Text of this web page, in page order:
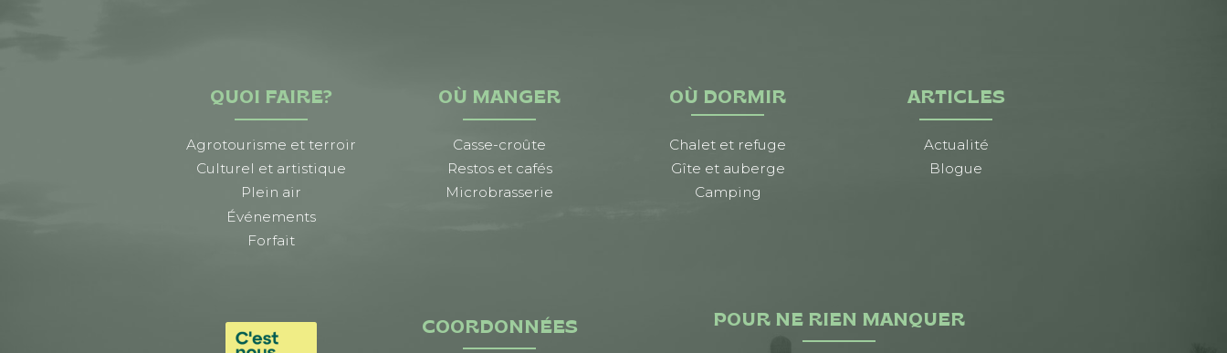
QUOI FAIRE?
Agrotourisme et terroir
Culturel et artistique
Plein air
Événements
Forfait
OÙ MANGER
Casse-croûte
Restos et cafés
Microbrasserie
OÙ DORMIR
Chalet et refuge
Gîte et auberge
Camping
ARTICLES
Actualité
Blogue
COORDONNÉES POUR NE RIEN MANQUER